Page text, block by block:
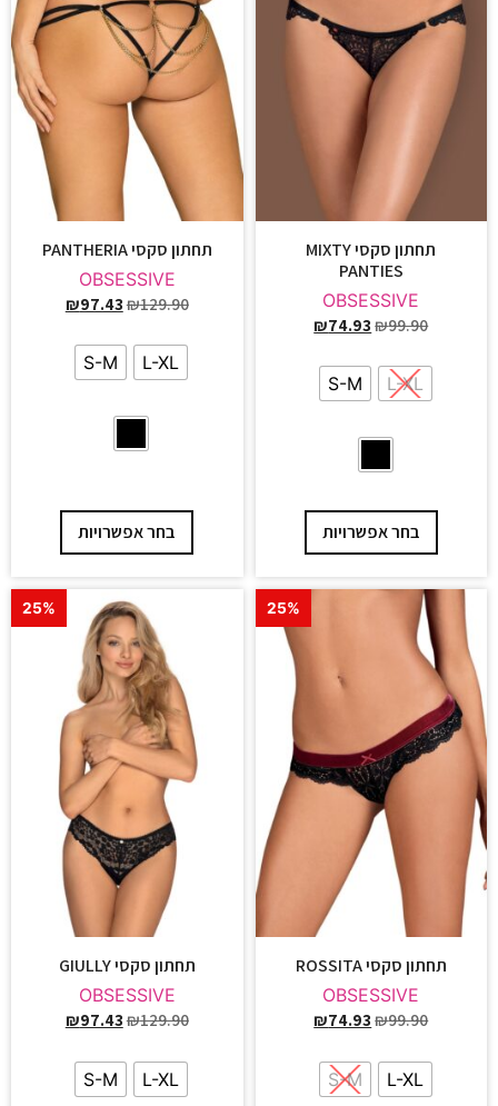
תחתון סקסי MIXTY
PANTIES
OBSESSIVE
₪99.90
₪74.93
L-XL
S-M
בחר אפשרויות
תחתון סקסי PANTHERIA
OBSESSIVE
₪129.90
₪97.43
L-XL
S-M
בחר אפשרויות
25%
תחתון סקסי ROSSITA
OBSESSIVE
₪99.90
₪74.93
L-XL
S-M
25%
תחתון סקסי GIULLY
OBSESSIVE
₪129.90
₪97.43
L-XL
S-M